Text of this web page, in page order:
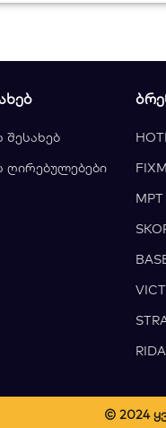
შესახებ
ღირებულებები
© 2024